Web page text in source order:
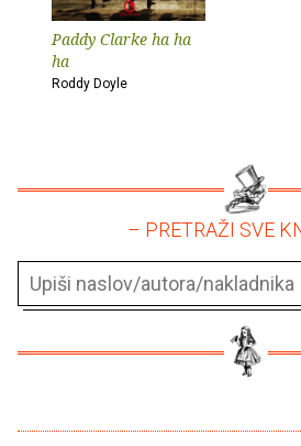
Paddy Clarke ha ha
ha
Roddy Doyle
– PRETRAŽI SVE